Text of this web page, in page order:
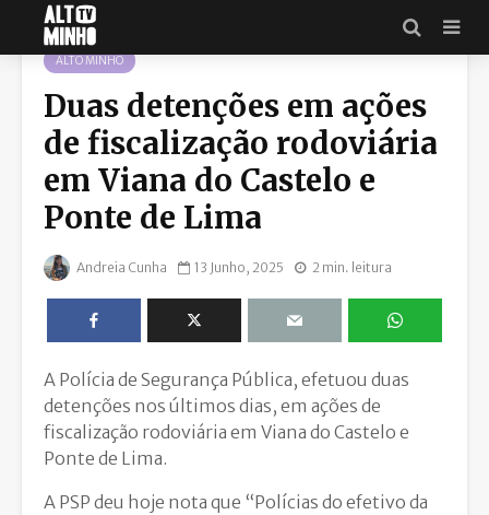
ALTO MINHO
Duas detenções em ações
de fiscalização rodoviária
em Viana do Castelo e
Ponte de Lima
Andreia Cunha 13 Junho, 2025 2 min. leitura
A Polícia de Segurança Pública, efetuou duas
detenções nos últimos dias, em ações de
fiscalização rodoviária em Viana do Castelo e
Ponte de Lima.
A PSP deu hoje nota que “Polícias do efetivo da